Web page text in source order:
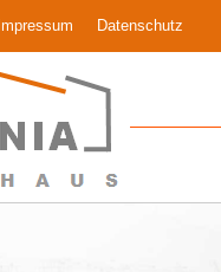
Impressum Datenschutz